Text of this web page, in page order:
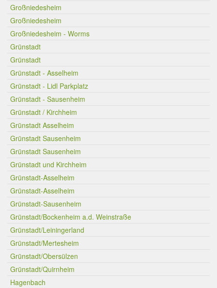
Großniedesheim
Großniedesheim
Großniedesheim - Worms
Grünstadt
Grünstadt
Grünstadt - Asselheim
Grünstadt - Lidl Parkplatz
Grünstadt - Sausenheim
Grünstadt / Kirchheim
Grünstadt Asselheim
Grünstadt Sausenheim
Grünstadt Sausenheim
Grünstadt und Kirchheim
Grünstadt-Asselheim
Grünstadt-Asselheim
Grünstadt-Sausenheim
Grünstadt/Bockenheim a.d. Weinstraße
Grünstadt/Leiningerland
Grünstadt/Mertesheim
Grünstadt/Obersülzen
Grünstadt/Quirnheim
Hagenbach